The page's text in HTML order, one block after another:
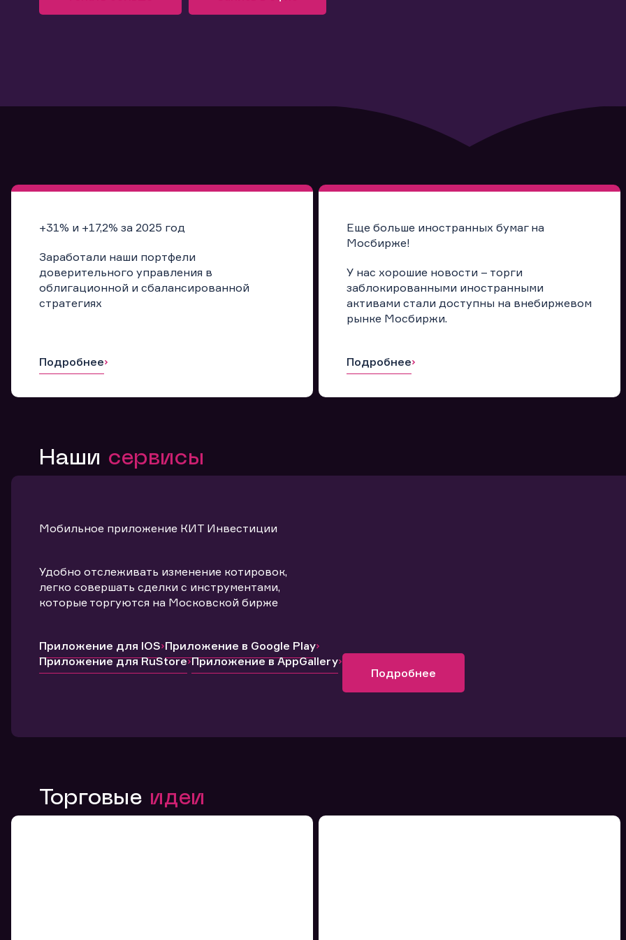
+31% и +17,2% за 2025 год
Заработали наши портфели
доверительного управления в
облигационной и сбалансированной
стратегиях
Подробнее
Еще больше иностранных бумаг на
Мосбирже!
У нас хорошие новости – торги
заблокированными иностранными
активами стали доступны на внебиржевом
рынке Мосбиржи.
Подробнее
Наши сервисы
Мобильное приложение КИТ Инвестиции
Удобно отслеживать изменение котировок,
легко совершать сделки с инструментами,
которые торгуются на Московской бирже
Приложение для IOS Приложение в Google Play
Приложение для RuStore Приложение в AppGallery
Подробнее
Торговые идеи